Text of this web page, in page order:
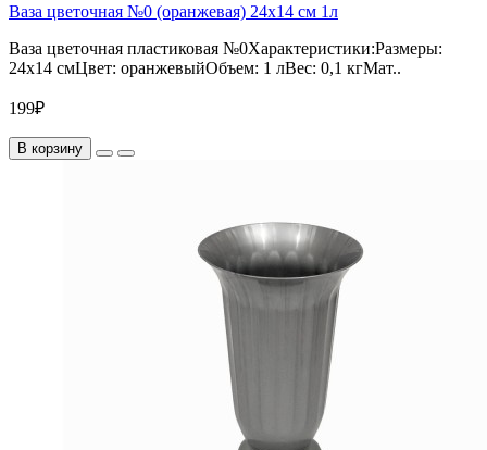
Ваза цветочная №0 (оранжевая) 24х14 см 1л
Ваза цветочная пластиковая №0Характеристики:Размеры:
24х14 смЦвет: оранжевыйОбъем: 1 лВес: 0,1 кгМат..
199₽
В корзину